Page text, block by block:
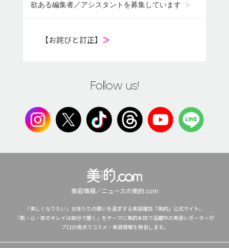
欲ある編集者／アシスタントを募集しています
【お詫びと訂正】 ＞
Follow us!
美容情報／ニュースの美的.com
「美しくなりたい」女性たちの願いを追求する美容雑誌『美的』公式サイト。
「肌・心・体のキレイは自分で磨く」をテーマに美的本誌で活躍中の美容レポーターが
プロの視点でコスメ・美容情報を発信します。